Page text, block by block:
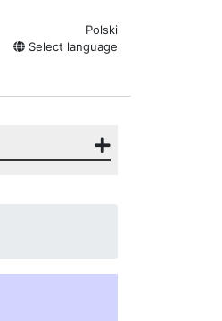
Polski
Select language